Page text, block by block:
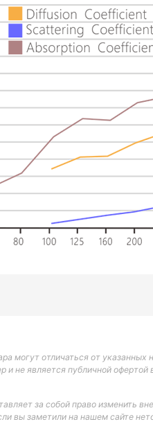
могут отличаться от
и не является публичной
за собой право изменить
вы заметили на нашем сайте